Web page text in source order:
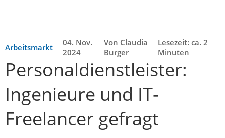
Arbeitsmarkt
04. Nov.
2024
Von Claudia
Burger
Lesezeit: ca. 2
Minuten
Personaldienstleister:
Ingenieure und IT-
Freelancer gefragt